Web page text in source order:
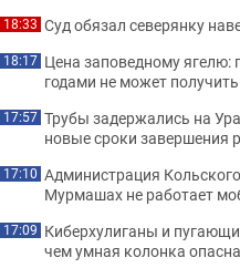
18:33 Суд обязал северянку
18:17 Цена заповедному
годами не может
17:57 Трубы задержались на
новые сроки завершения
17:10 Администрация
Мурмашах не работает
17:09 Киберхулиганы и
чем умная колонка